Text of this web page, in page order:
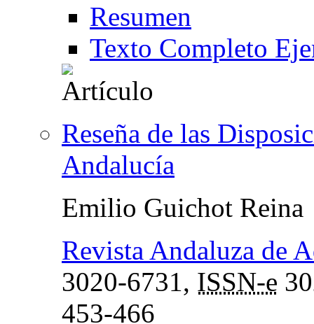
Resumen
Texto Completo
Reseña de las
Andalucía
Emilio Guichot Reina
Revista Andaluza de
3020-6731, ISSN-e
453-466